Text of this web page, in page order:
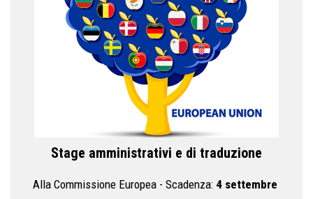
Stage amministrativi e di traduzione
Alla Commissione Europea - Scadenza: 4 settembre